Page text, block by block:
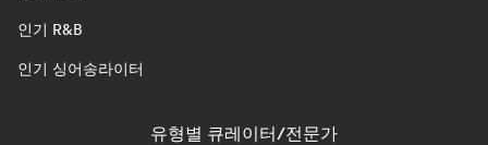
인기 R&B
인기 싱어송라이터
유형별 큐레이터/전문가